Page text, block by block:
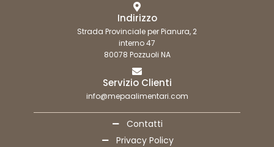
Indirizzo
Strada Provinciale per Pianura, 2
interno 47
80078 Pozzuoli NA
Servizio Clienti
info@mepaalimentari.com
Contatti
Privacy Policy